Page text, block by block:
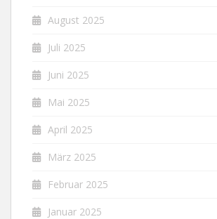
August 2025
Juli 2025
Juni 2025
Mai 2025
April 2025
März 2025
Februar 2025
Januar 2025